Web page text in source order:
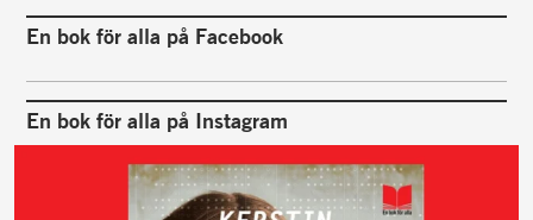
En bok för alla på Facebook
En bok för alla på Instagram